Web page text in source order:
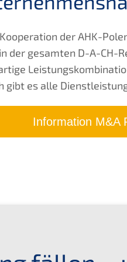
der AHK-
der gesamten D-A-CH-
gibt es alle
Information M&A